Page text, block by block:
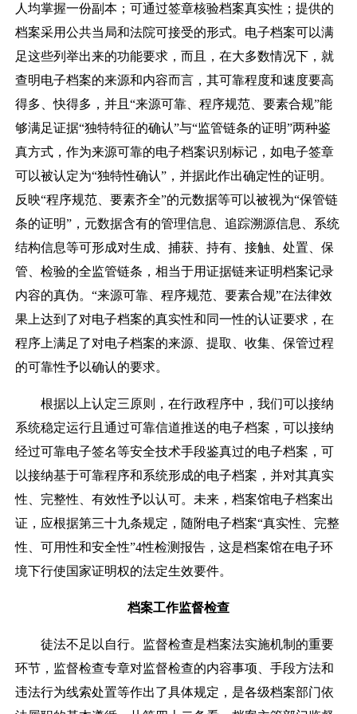
人均掌握一份副本；可通过签章核验档案真实性；提供的
档案采用公共当局和法院可接受的形式。电子档案可以满
足这些列举出来的功能要求，而且，在大多数情况下，就
查明电子档案的来源和内容而言，其可靠程度和速度要高
得多、快得多，并且 “来源可靠、程序规范、要素合规”能
够满足证据“独特特征的确认”与“监管链条的证明”两种鉴
真方式，作为来源可靠的电子档案识别标记，如电子签章
可以被认定为“独特性确认”，并据此作出确定性的证明。
反映“程序规范、要素齐全”的元数据等可以被视为“保管链
条的证明”，元数据含有的管理信息、追踪溯源信息、系统
结构信息等可形成对生成、捕获、持有、接触、处置、保
管、检验的全监管链条，相当于用证据链来证明档案记录
内容的真伪。 “来源可靠、程序规范、要素合规”在法律效
果上达到了对电子档案的真实性和同一性的认证要求，在
程序上满足了对电子档案的来源、提取、收集、保管过程
的可靠性予以确认的要求。
根据以上认定三原则，在行政程序中，我们可以接纳
系统稳定运行且通过可靠信道推送的电子档案，可以接纳
经过可靠电子签名等安全技术手段鉴真过的电子档案，可
以接纳基于可靠程序和系统形成的电子档案，并对其真实
性、完整性、有效性予以认可。未来，档案馆电子档案出
证，应根据第三十九条规定，随附电子档案“真实性、完整
性、可用性和安全性”4性检测报告，这是档案馆在电子环
境下行使国家证明权的法定生效要件。
档案工作监督检查
徒法不足以自行。监督检查是档案法实施机制的重要
环节，监督检查专章对监督检查的内容事项、手段方法和
违法行为线索处置等作出了具体规定，是各级档案部门依